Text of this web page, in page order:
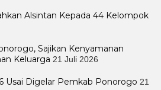
Alsintan Kepada 44 Kelompok
Sajikan Kenyamanan
Keluarga 21 Juli 2026
Usai Digelar Pemkab Ponorogo 21